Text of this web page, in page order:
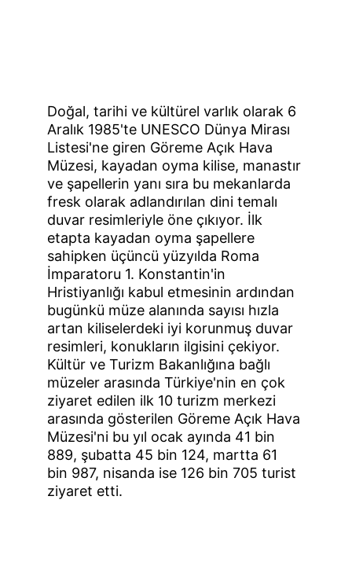
Doğal, tarihi ve kültürel varlık olarak 6
Aralık 1985'te UNESCO Dünya Mirası
Listesi'ne giren Göreme Açık Hava
Müzesi, kayadan oyma kilise, manastır
ve şapellerin yanı sıra bu mekanlarda
fresk olarak adlandırılan dini temalı
duvar resimleriyle öne çıkıyor. İlk
etapta kayadan oyma şapellere
sahipken üçüncü yüzyılda Roma
İmparatoru 1. Konstantin'in
Hristiyanlığı kabul etmesinin ardından
bugünkü müze alanında sayısı hızla
artan kiliselerdeki iyi korunmuş duvar
resimleri, konukların ilgisini çekiyor.
Kültür ve Turizm Bakanlığına bağlı
müzeler arasında Türkiye'nin en çok
ziyaret edilen ilk 10 turizm merkezi
arasında gösterilen Göreme Açık Hava
Müzesi'ni bu yıl ocak ayında 41 bin
889, şubatta 45 bin 124, martta 61
bin 987, nisanda ise 126 bin 705 turist
ziyaret etti.